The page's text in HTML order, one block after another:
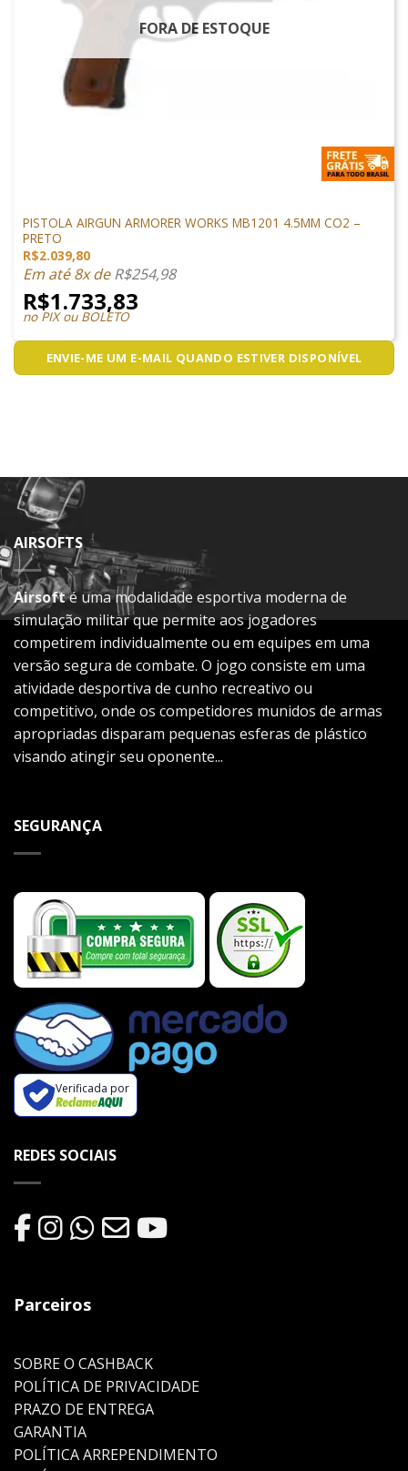
FORA DE ESTOQUE
PISTOLA AIRGUN ARMORER WORKS MB1201 4.5MM CO2 –
PRETO
R$2.039,80
Em até 8x deR$254,98
R$1.733,83
no PIX ou BOLETO
ENVIE-ME UM E-MAIL QUANDO ESTIVER DISPONÍVEL
AIRSOFTS
Airsofté uma modalidade esportiva moderna de
simulação militar que permite aos jogadores
competirem individualmente ou em equipes em uma
versão segura de combate. O jogo consiste em uma
atividade desportiva de cunho recreativo ou
competitivo, onde os competidores munidos de armas
apropriadas disparam pequenas esferas de plástico
visando atingir seu oponente...
SEGURANÇA
Verificada por
REDES SOCIAIS
Parceiros
SOBRE O CASHBACK
POLÍTICA DE PRIVACIDADE
PRAZO DE ENTREGA
GARANTIA
POLÍTICA ARREPENDIMENTO